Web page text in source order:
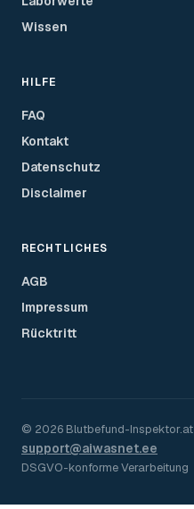
Wissen
HILFE
FAQ
Kontakt
Datenschutz
Disclaimer
RECHTLICHES
AGB
Impressum
Rücktritt
© 2026 Blutbefund-Inspektor.at
support@aiwasnet.ee
DSGVO-konforme Verarbeitung